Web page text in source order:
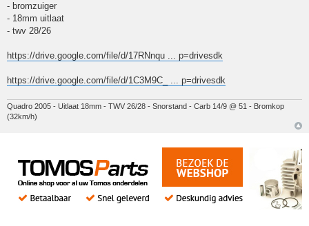
- bromzuiger
- 18mm uitlaat
- twv 28/26
https://drive.google.com/file/d/17RNnqu ... p=drivesdk
https://drive.google.com/file/d/1C3M9C_ ... p=drivesdk
Quadro 2005 - Uitlaat 18mm - TWV 26/28 - Snorstand - Carb 14/9 @ 51 - Bromkop
(32km/h)